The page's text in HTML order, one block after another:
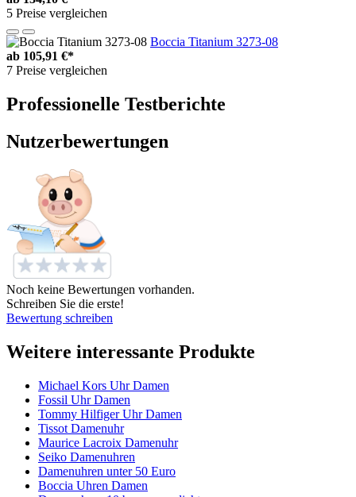
5 Preise vergleichen
Boccia Titanium 3273-08
ab 105,91 €*
7 Preise vergleichen
Professionelle Testberichte
Nutzerbewertungen
Noch keine Bewertungen vorhanden.
Schreiben Sie die erste!
Bewertung schreiben
Weitere interessante Produkte
Michael Kors Uhr Damen
Fossil Uhr Damen
Tommy Hilfiger Uhr Damen
Tissot Damenuhr
Maurice Lacroix Damenuhr
Seiko Damenuhren
Damenuhren unter 50 Euro
Boccia Uhren Damen